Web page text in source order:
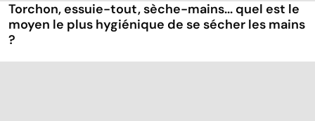
Torchon, essuie-tout, sèche-mains... quel est le
moyen le plus hygiénique de se sécher les mains
?